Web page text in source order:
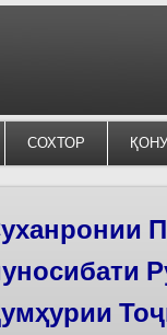
СОХТОР
сабт